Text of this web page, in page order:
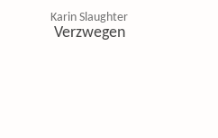
Karin Slaughter
Verzwegen